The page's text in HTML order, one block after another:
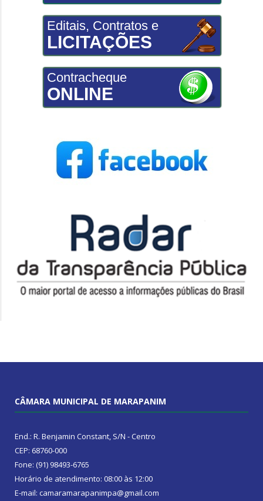
Editais, Contratos e
LICITAÇÕES
Contracheque
ONLINE
CÂMARA MUNICIPAL DE MARAPANIM
End.: R. Benjamin Constant, S/N - Centro
CEP: 68760-000
Fone: (91) 98493-6765
Horário de atendimento: 08:00 às 12:00
E-mail: camaramarapanimpa@gmail.com